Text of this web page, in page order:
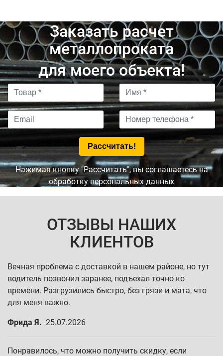
Заказать расчет
металлопроката
для моего объекта!
Нажимая кнопку "Рассчитать", вы соглашаетесь на
обработку персональных данных
ОТЗЫВЫ НАШИХ
КЛИЕНТОВ
Вечная проблема с доставкой в нашем районе, но тут
водитель позвонил заранее, подъехал точно ко
времени. Разгрузились быстро, без грязи и мата, что
для меня важно.
Фрида Я. 25.07.2026
Понравилось, что можно получить скидку, если